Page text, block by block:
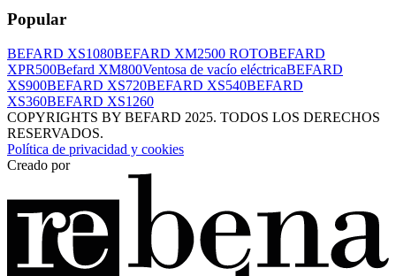
Popular
BEFARD XS1080BEFARD XM2500 ROTOBEFARD
XPR500Befard XM800Ventosa de vacío eléctricaBEFARD
XS900BEFARD XS720BEFARD XS540BEFARD
XS360BEFARD XS1260
COPYRIGHTS BY BEFARD 2025. TODOS LOS DERECHOS
RESERVADOS.
Política de privacidad y cookies
Creado por